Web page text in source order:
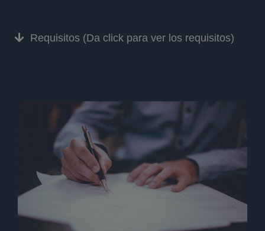
Requisitos (Da click para ver los requisitos)